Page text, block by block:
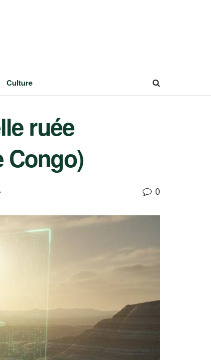
Culture
ruée
Congo)
0